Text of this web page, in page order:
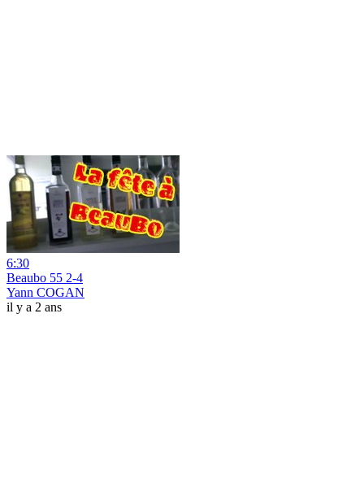
6:30
Beaubo 55 2-4
Yann COGAN
il y a 2 ans